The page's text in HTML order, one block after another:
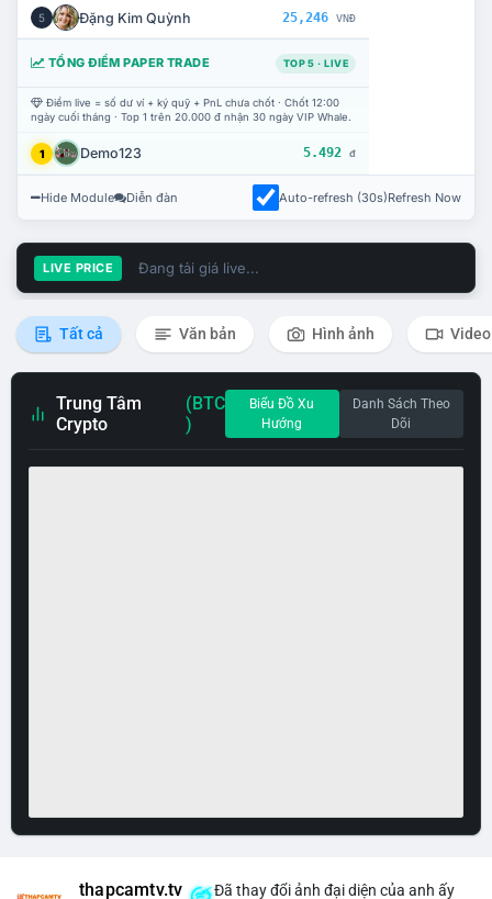
5 Đặng Kim Quỳnh 25,246 VNĐ
TỔNG ĐIỂM PAPER TRADE TOP 5 · LIVE
Điểm live = số dư ví + ký quỹ + PnL chưa chốt · Chốt 12:00
ngày cuối tháng · Top 1 trên 20.000 đ nhận 30 ngày VIP Whale.
1 Demo123 5.492 đ
Hide Module Diễn đàn Auto-refresh (30s)Refresh Now
LIVE PRICE Đang tải giá live...
Tất cả Văn bản Hình ảnh Video
Trung Tâm
Crypto
(BTC
)
Biểu Đồ Xu
Hướng
Danh Sách Theo
Dõi
thapcamtv.tv Đã thay đổi ảnh đại diện của anh ấy